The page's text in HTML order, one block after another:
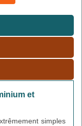
et
simples